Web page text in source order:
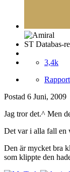
ST Databas-
3,4k
Rapport
Postad 6 Juni, 2009
Jag tror det.^ Men
Det var i alla fall en
Den är mycket bra
som klippte den